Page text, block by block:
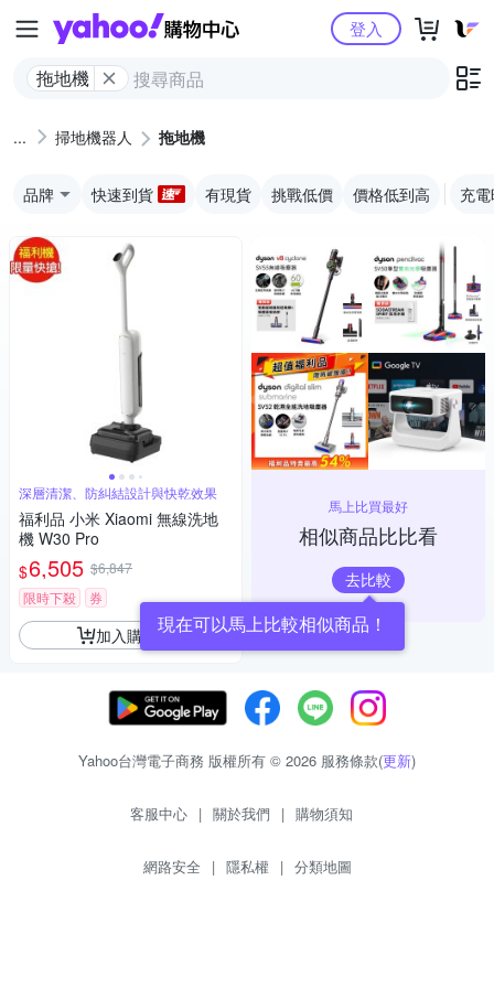
Yahoo購物中心
拖地機
登入
掃地機器人 拖地機
品牌 快速到貨 有現貨 挑戰低價 價格低到高 充
深層清潔、防糾結設計與快乾效果
福利品 小米 Xiaomi 無線洗地
機 W30 Pro
$6,505 $6,847
限時下殺
券
加入購物車
馬上比買最好
相似商品比比看
去比較
現在可以馬上比較相似商品！
Yahoo台灣電子商務 版權所有 © 2026 服務條款(更新)
客服中心 | 關於我們 | 購物須知
網路安全 | 隱私權 | 分類地圖